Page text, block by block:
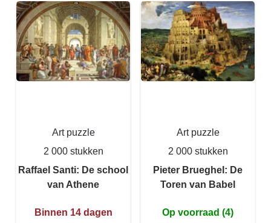
Art puzzle
2 000 stukken
Raffael Santi: De school
van Athene
Binnen 14 dagen
Art puzzle
2 000 stukken
Pieter Brueghel: De
Toren van Babel
Op voorraad (4)